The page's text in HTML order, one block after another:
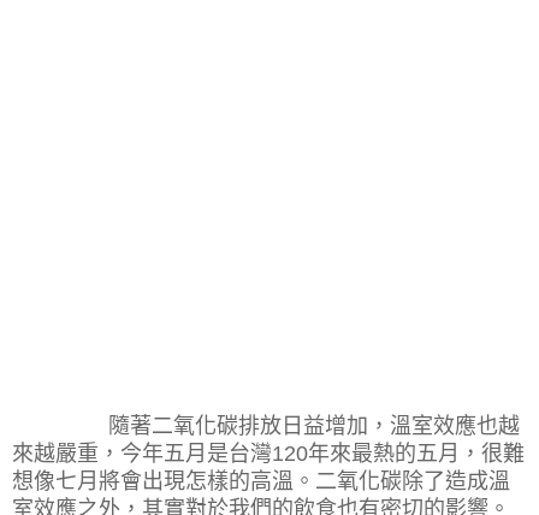
隨著二氧化碳排放日益增加，溫室效應也越
來越嚴重，今年五月是台灣120年來最熱的五月，很難
想像七月將會出現怎樣的高溫。二氧化碳除了造成溫
室效應之外，其實對於我們的飲食也有密切的影響。